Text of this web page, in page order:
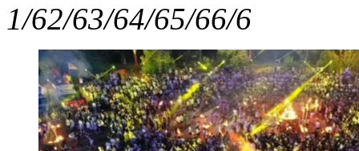
1/62/63/64/65/66/6